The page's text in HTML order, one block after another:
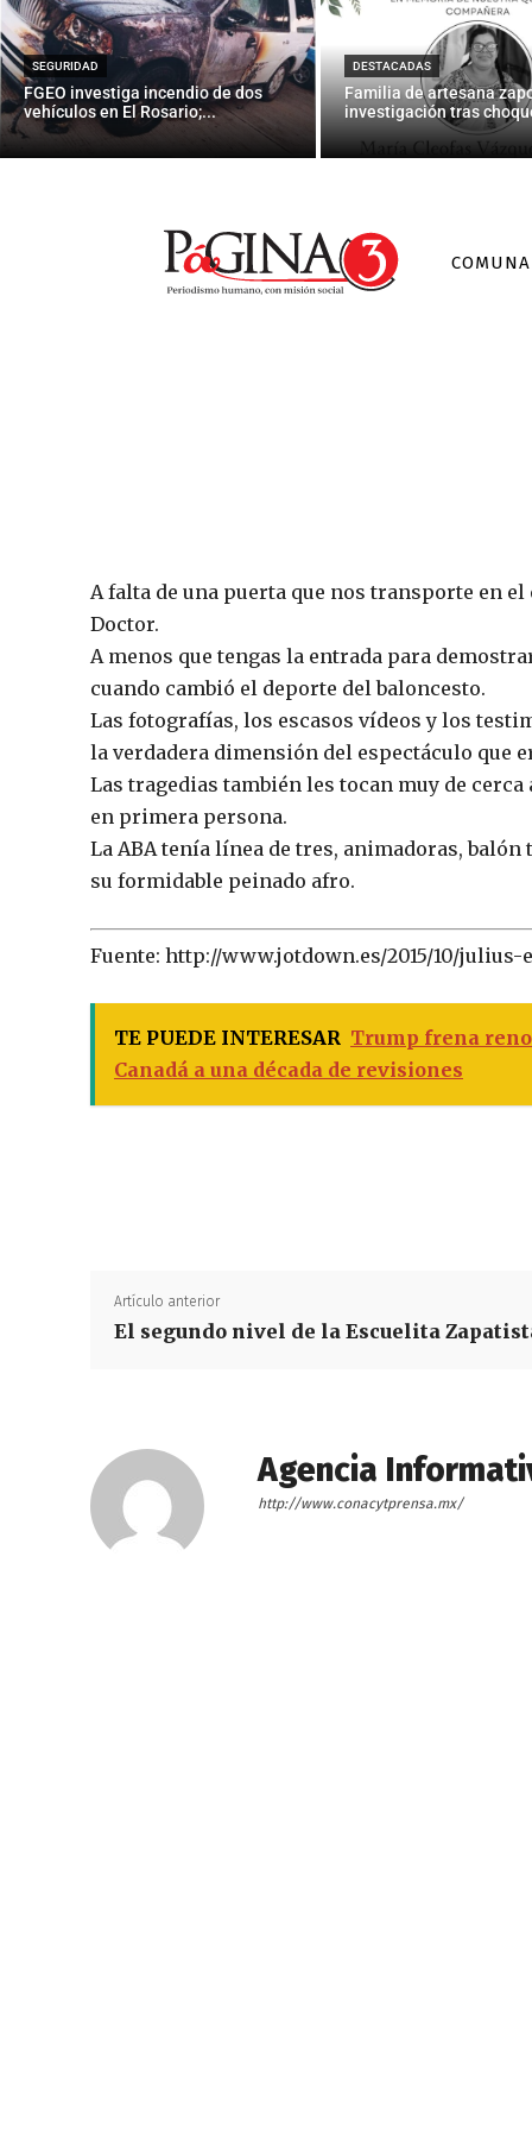
SEGURIDAD
FGEO investiga incendio de dos
vehículos en El Rosario;...
DESTACADAS
Familia de artesana
investigación tras
Julius
A falta de una puerta que nos transporte en
Doctor.
A menos que tengas la entrada para
cuando cambió el deporte del baloncesto.
Las fotografías, los escasos vídeos y los
la verdadera dimensión del espectáculo que
Las tragedias también les tocan muy de
en primera persona.
La ABA tenía línea de tres, animadoras,
su formidable peinado afro.
Fuente: http://www.jotdown.es/2015/10/
TE PUEDE INTERESAR Trump frena
Canadá a una década de revisiones
Artículo anterior
El segundo nivel de la Escuelita
Agencia
http://www.conacytprensa.mx/